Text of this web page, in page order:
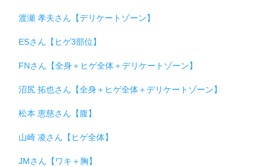
渡瀬 孝夫さん【デリケートゾーン】
ESさん【ヒゲ3部位】
FNさん【全身＋ヒゲ全体＋デリケートゾーン】
沼尻 拓也さん【全身＋ヒゲ全体＋デリケートゾーン】
松本 恵慈さん【腹】
山崎 凌さん【ヒゲ全体】
JMさん【ワキ＋胸】